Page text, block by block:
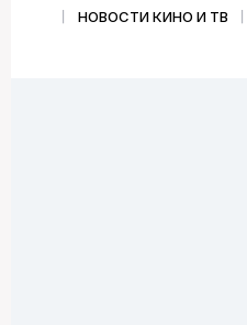
НОВОСТИ КИНО И ТВ